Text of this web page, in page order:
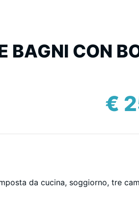
BAGNI CON
€
da cucina, soggiorno, tre